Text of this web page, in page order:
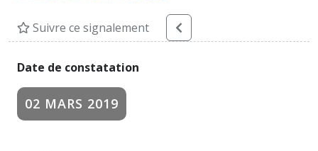
Suivre ce signalement
Date de constatation
02 MARS 2019